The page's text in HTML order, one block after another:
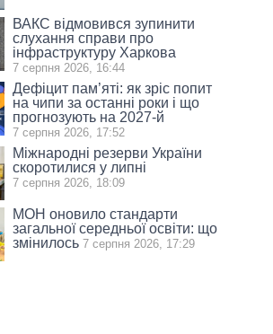
ВАКС відмовився зупинити
слухання справи про
інфраструктуру Харкова
7 серпня 2026, 16:44
Дефіцит пам’яті: як зріс попит
на чипи за останні роки і що
прогнозують на 2027-й
7 серпня 2026, 17:52
Міжнародні резерви України
скоротилися у липні
7 серпня 2026, 18:09
МОН оновило стандарти
загальної середньої освіти: що
змінилось 7 серпня 2026, 17:29